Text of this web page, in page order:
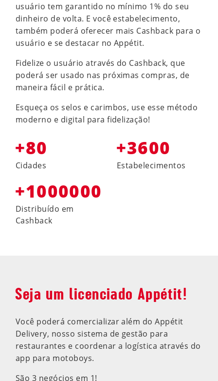
usuário tem garantido no mínimo 1% do seu
dinheiro de volta. E você estabelecimento,
também poderá oferecer mais Cashback para o
usuário e se destacar no Appétit.
Fidelize o usuário através do Cashback, que
poderá ser usado nas próximas compras, de
maneira fácil e prática.
Esqueça os selos e carimbos, use esse método
moderno e digital para fidelização!
+80
Cidades
+3600
Estabelecimentos
+1000000
Distribuído em
Cashback
Seja um licenciado Appétit!
Você poderá comercializar além do Appétit
Delivery, nosso sistema de gestão para
restaurantes e coordenar a logística através do
app para motoboys.
São 3 negócios em 1!